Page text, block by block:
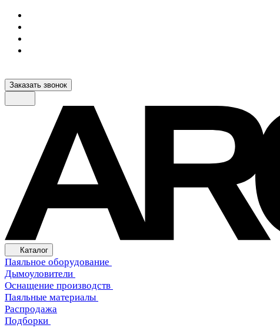
Заказать звонок
Каталог
Паяльное оборудование
Дымоуловители
Оснащение производств
Паяльные материалы
Распродажа
Подборки